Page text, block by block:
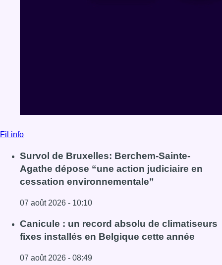
Fil info
Survol de Bruxelles: Berchem-Sainte-
Agathe dépose “une action judiciaire en
cessation environnementale”
07 août 2026 - 10:10
Lire l'article Survol de Bruxelles: Berchem-Sainte-
Canicule : un record absolu de climatiseurs
fixes installés en Belgique cette année
07 août 2026 - 08:49